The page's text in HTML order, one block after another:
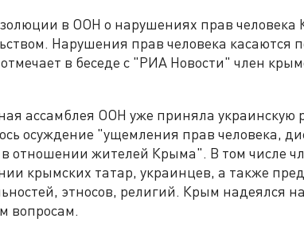
в ООН о нарушениях прав человека
Нарушения прав человека касаются
в беседе с "РИА Новости" член
ассамблея ООН уже приняла украинскую
осуждение "ущемления прав человека,
отношении жителей Крыма". В том числе
крымских татар, украинцев, а также
этносов, религий. Крым надеялся
вопросам.